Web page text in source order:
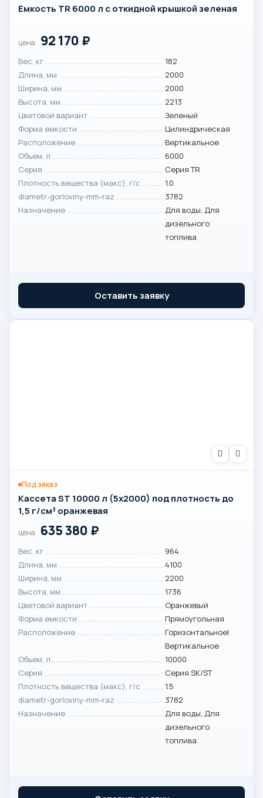
Емкость TR 6000 л с откидной крышкой зеленая
цена 92 170 ₽
Вес, кг
182
Длина, мм
2000
Ширина, мм
2000
Высота, мм
2213
Цветовой вариант
Зеленый
Форма емкости
Цилиндрическая
Расположение
Вертикальное
Объем, л
6000
Серия
Серия TR
Плотность вещества (макс), г/с
1.0
diametr-gorloviny-mm-raz
3782
Назначение
Для воды, Для
дизельного
топлива
Оставить заявку
Под заказ
Кассета ST 10000 л (5х2000) под плотность до
1,5 г/см³ оранжевая
цена 635 380 ₽
Вес, кг
964
Длина, мм
4100
Ширина, мм
2200
Высота, мм
1736
Цветовой вариант
Оранжевый
Форма емкости
Прямоугольная
Расположение
Горизонтальное|
Вертикальное
Объем, л
10000
Серия
Серия SK/ST
Плотность вещества (макс), г/с
1.5
diametr-gorloviny-mm-raz
3782
Назначение
Для воды, Для
дизельного
топлива